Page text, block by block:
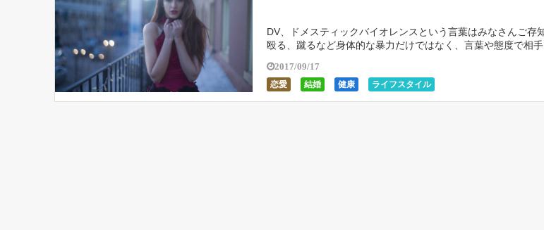
DV、ドメスティックバイオレンスという言葉はみなさんご存
殴る、蹴るなど身体的な暴力だけではなく、言葉や態度で相
2017/09/17
恋愛 結婚 健康 ライフスタイル